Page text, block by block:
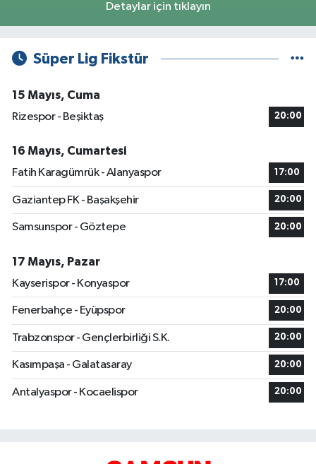
Detaylar için tıklayın
Süper Lig Fikstür
15 Mayıs, Cuma
Rizespor - Beşiktaş
20:00
16 Mayıs, Cumartesi
Fatih Karagümrük - Alanyaspor
17:00
Gaziantep FK - Başakşehir 20:00
Samsunspor - Göztepe 20:00
17 Mayıs, Pazar
Kayserispor - Konyaspor
17:00
Fenerbahçe - Eyüpspor 20:00
Trabzonspor - Gençlerbirliği S.K. 20:00
Kasımpaşa - Galatasaray 20:00
Antalyaspor - Kocaelispor 20:00